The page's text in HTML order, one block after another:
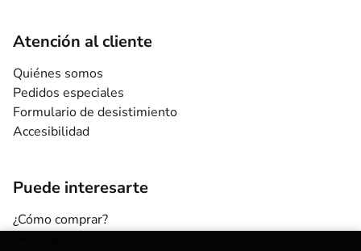
Atención al cliente
Quiénes somos
Pedidos especiales
Formulario de desistimiento
Accesibilidad
Puede interesarte
¿Cómo comprar?